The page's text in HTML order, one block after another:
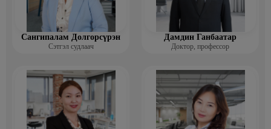
Сангипалам Долгорсүрэн
Сэтгэл судлаач
Дамдин Ганбаатар
Доктор, профессор